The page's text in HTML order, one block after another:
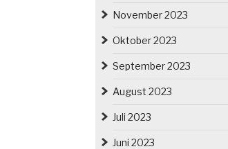
November 2023
Oktober 2023
September 2023
August 2023
Juli 2023
Juni 2023